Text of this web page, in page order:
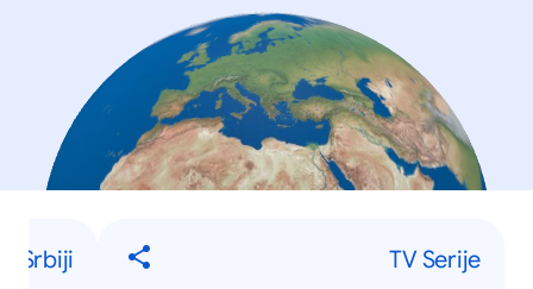
TV Serije
Srbiji